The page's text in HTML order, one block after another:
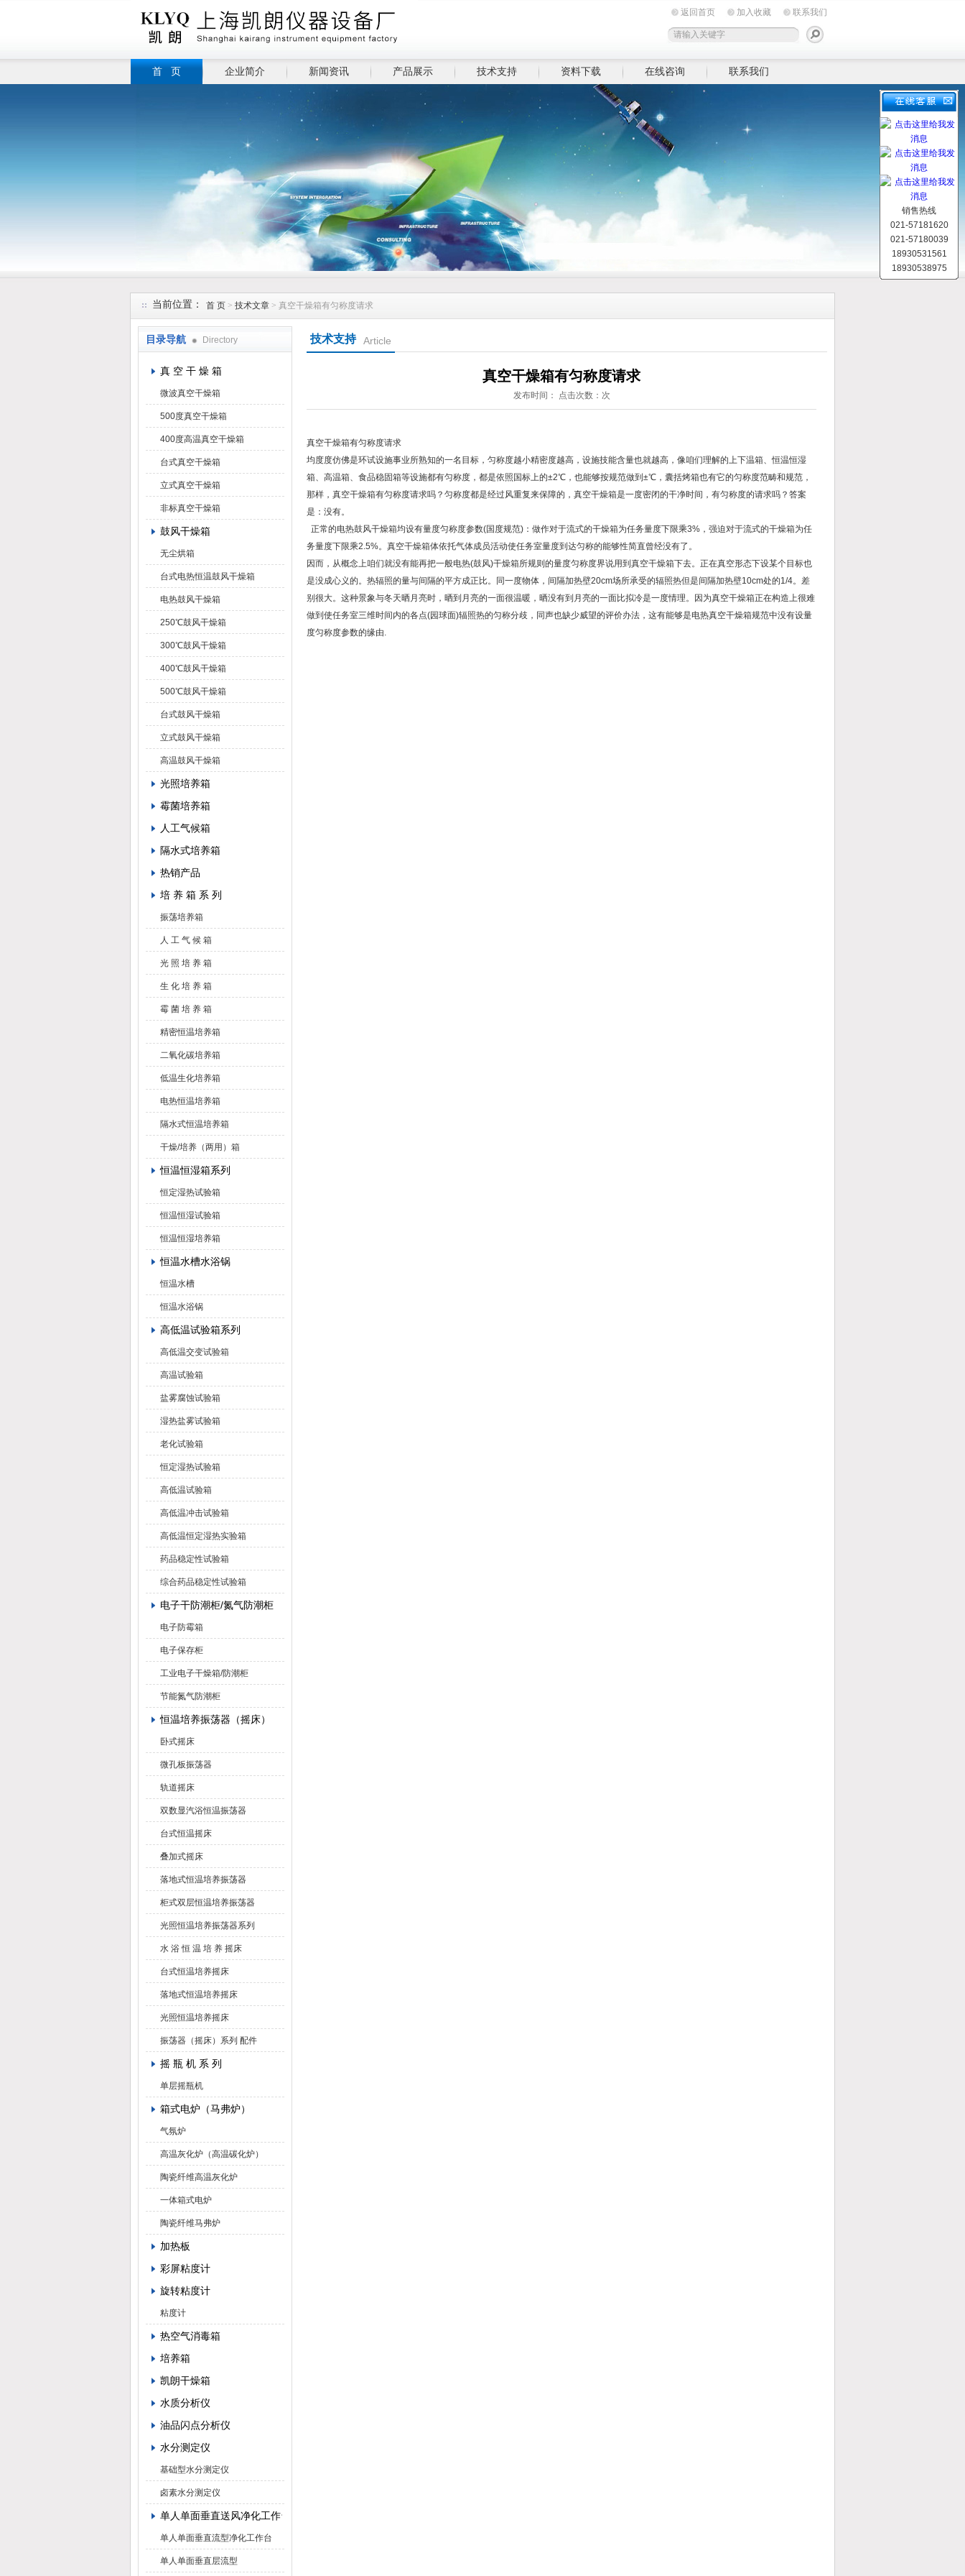
返回首页 加入收藏 联系我们
首 页 企业简介 新闻资讯 产品展示 技术支持 资料下载 在线咨询 联系我们
当前位置： 首 页 > 技术文章 > 真空干燥箱有匀称度请求
目录导航 Directory
真 空 干 燥 箱
微波真空干燥箱
500度真空干燥箱
400度高温真空干燥箱
台式真空干燥箱
立式真空干燥箱
非标真空干燥箱
鼓风干燥箱
无尘烘箱
台式电热恒温鼓风干燥箱
电热鼓风干燥箱
250℃鼓风干燥箱
300℃鼓风干燥箱
400℃鼓风干燥箱
500℃鼓风干燥箱
台式鼓风干燥箱
立式鼓风干燥箱
高温鼓风干燥箱
光照培养箱
霉菌培养箱
人工气候箱
隔水式培养箱
热销产品
培 养 箱 系 列
振荡培养箱
人 工 气 候 箱
光 照 培 养 箱
生 化 培 养 箱
霉 菌 培 养 箱
精密恒温培养箱
二氧化碳培养箱
低温生化培养箱
电热恒温培养箱
隔水式恒温培养箱
干燥/培养（两用）箱
恒温恒湿箱系列
恒定湿热试验箱
恒温恒湿试验箱
恒温恒湿培养箱
恒温水槽水浴锅
恒温水槽
恒温水浴锅
高低温试验箱系列
高低温交变试验箱
高温试验箱
盐雾腐蚀试验箱
湿热盐雾试验箱
老化试验箱
恒定湿热试验箱
高低温试验箱
高低温冲击试验箱
高低温恒定湿热实验箱
药品稳定性试验箱
综合药品稳定性试验箱
电子干防潮柜/氮气防潮柜
电子防霉箱
电子保存柜
工业电子干燥箱/防潮柜
节能氮气防潮柜
恒温培养振荡器（摇床）
卧式摇床
微孔板振荡器
轨道摇床
双数显汽浴恒温振荡器
台式恒温摇床
叠加式摇床
落地式恒温培养振荡器
柜式双层恒温培养振荡器
光照恒温培养振荡器系列
水 浴 恒 温 培 养 摇床
台式恒温培养摇床
落地式恒温培养摇床
光照恒温培养摇床
振荡器（摇床）系列 配件
摇 瓶 机 系 列
单层摇瓶机
箱式电炉（马弗炉）
气氛炉
高温灰化炉（高温碳化炉）
陶瓷纤维高温灰化炉
一体箱式电炉
陶瓷纤维马弗炉
加热板
彩屏粘度计
旋转粘度计
粘度计
热空气消毒箱
培养箱
凯朗干燥箱
水质分析仪
油品闪点分析仪
水分测定仪
基础型水分测定仪
卤素水分测定仪
单人单面垂直送风净化工作台
单人单面垂直流型净化工作台
单人单面垂直层流型
技术支持 Article
真空干燥箱有匀称度请求
发布时间： 点击次数：次
真空干燥箱有匀称度请求
均度度仿佛是环试设施事业所熟知的一名目标，匀称度越小精密度越高，设施技能含量也就越高，像咱们理解的上下温箱、恒温恒湿
箱、高温箱、食品稳固箱等设施都有匀称度，都是依照国标上的±2℃，也能够按规范做到±℃，囊括烤箱也有它的匀称度范畴和规范，
那样，真空干燥箱有匀称度请求吗？ 匀称度都是经过风重复来保障的，真空干燥箱是一度密闭的干净时间，有匀称度的请求吗？答案
是：没有。
正常的电热鼓风干燥箱均设有量度匀称度参数(国度规范)：做作对于流式的干燥箱为任务量度下限乘3%，强迫对于流式的干燥箱为任
务量度下限乘2.5%。真空干燥箱体依托气体成员活动使任务室量度到达匀称的能够性简直曾经没有了。
因而，从概念上咱们就没有能再把一般电热(鼓风)干燥箱所规则的量度匀称度界说用到真空干燥箱下去。正在真空形态下设某个目标也
是没成心义的。热辐照的量与间隔的平方成正比。同一度物体，间隔加热壁20cm场所承受的辐照热但是间隔加热壁10cm处的1/4。差
别很大。这种景象与冬天晒月亮时，晒到月亮的一面很温暖，晒没有到月亮的一面比拟冷是一度情理。因为真空干燥箱正在构造上很难
做到使任务室三维时间内的各点(园球面)辐照热的匀称分歧，同声也缺少威望的评价办法，这有能够是电热真空干燥箱规范中没有设量
度匀称度参数的缘由.
销售热线
021-57181620
021-57180039
18930531561
18930538975